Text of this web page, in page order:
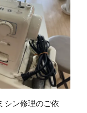
よ
り
ミ
シ
理
調
整
の
ご
シン修理のご依